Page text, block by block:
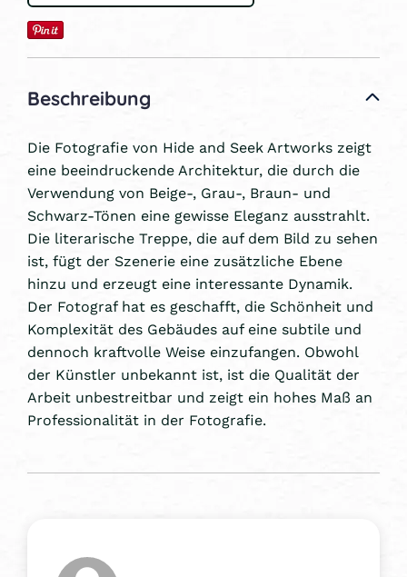
Beschreibung
Die Fotografie von Hide and Seek Artworks zeigt
eine beeindruckende Architektur, die durch die
Verwendung von Beige-, Grau-, Braun- und
Schwarz-Tönen eine gewisse Eleganz ausstrahlt.
Die literarische Treppe, die auf dem Bild zu sehen
ist, fügt der Szenerie eine zusätzliche Ebene
hinzu und erzeugt eine interessante Dynamik.
Der Fotograf hat es geschafft, die Schönheit und
Komplexität des Gebäudes auf eine subtile und
dennoch kraftvolle Weise einzufangen. Obwohl
der Künstler unbekannt ist, ist die Qualität der
Arbeit unbestreitbar und zeigt ein hohes Maß an
Professionalität in der Fotografie.